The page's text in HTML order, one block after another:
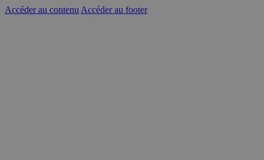
Accéder au contenu Accéder au footer